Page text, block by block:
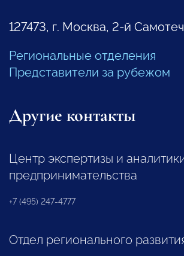
127473, г. Москва, 2-й
Региональные отделения
Представители за рубежом
Другие контакты
Центр экспертизы и
предпринимательства
+7 (495) 247-4777
Отдел регионального